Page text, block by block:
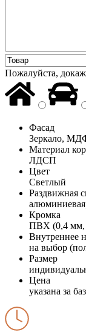
Пожалуйста,
Фасад
Зеркало,
Материал
ЛДСП
Цвет
Светлый
Раздвижная
Кромка
ПВХ (0,4 мм,
Внутреннее
на выбор
Размер
Цена
указана за